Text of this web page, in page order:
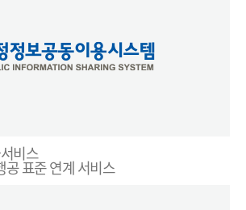
비스
공 표준 연계 서비스